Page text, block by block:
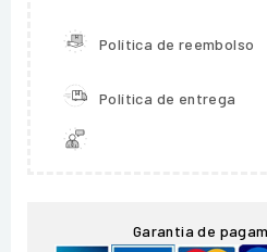
Política de reembolso
Política de entrega
Garantia de